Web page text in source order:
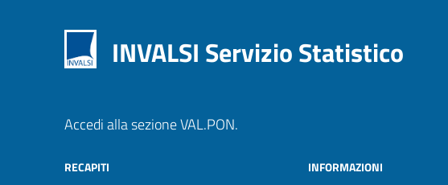
INVALSI Servizio Statistico
Accedi alla sezione VAL.PON.
RECAPITI INFORMAZIONI